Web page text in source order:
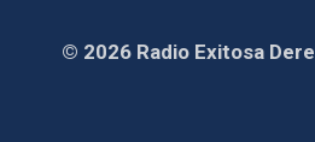
© 2026 Radio Exitosa